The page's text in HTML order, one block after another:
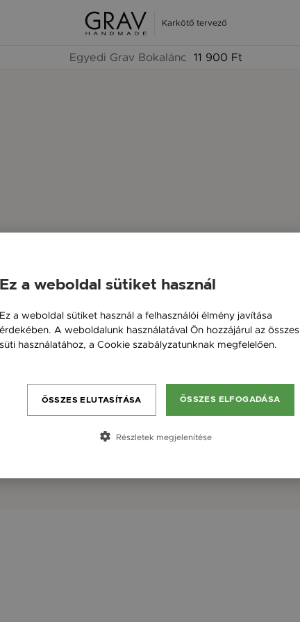
Karkötő tervező
Egyedi Grav Bokalánc 11 900 Ft
Ez a weboldal sütiket használ
Ez a weboldal sütiket használ a felhasználói élmény javítása
érdekében. A weboldalunk használatával Ön hozzájárul az összes
süti használatához, a Cookie szabályzatunknak megfelelően.
ÖSSZES ELFOGADÁSA
ÖSSZES ELUTASÍTÁSA
Részletek megjelenítése